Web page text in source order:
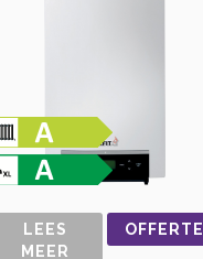
LEES
MEER
OFFERTE